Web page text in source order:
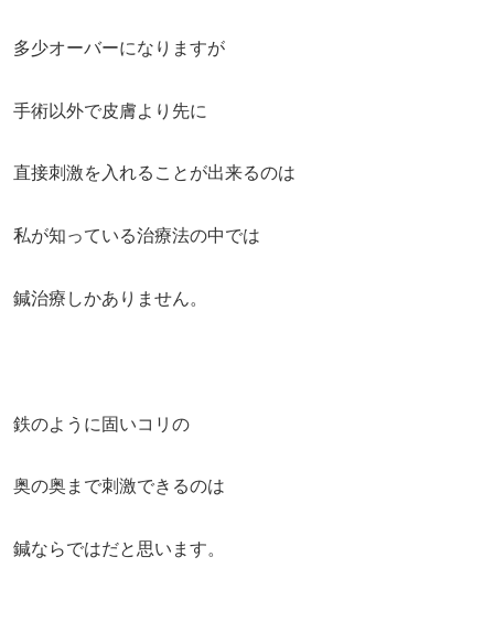
多少オーバーになりますが
手術以外で皮膚より先に
直接刺激を入れることが出来るのは
私が知っている治療法の中では
鍼治療しかありません。
鉄のように固いコリの
奥の奥まで刺激できるのは
鍼ならではだと思います。